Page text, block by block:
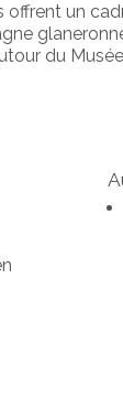
offrent un
du